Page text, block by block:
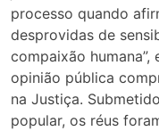
processo quando
desprovidas de
compaixão
opinião pública
na Justiça.
popular, os réus